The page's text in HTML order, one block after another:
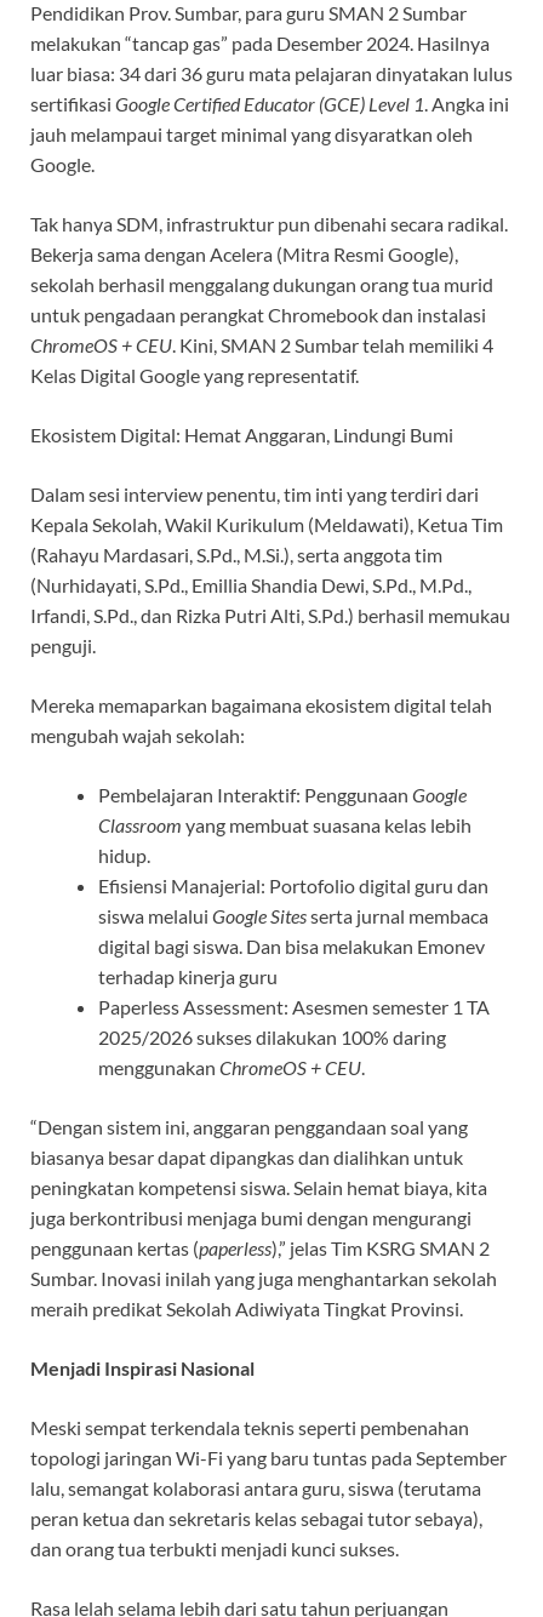
Pendidikan Prov. Sumbar, para guru SMAN 2 Sumbar
melakukan “tancap gas” pada Desember 2024. Hasilnya
luar biasa: 34 dari 36 guru mata pelajaran dinyatakan lulus
sertifikasi Google Certified Educator (GCE) Level 1. Angka ini
jauh melampaui target minimal yang disyaratkan oleh
Google.
Tak hanya SDM, infrastruktur pun dibenahi secara radikal.
Bekerja sama dengan Acelera (Mitra Resmi Google),
sekolah berhasil menggalang dukungan orang tua murid
untuk pengadaan perangkat Chromebook dan instalasi
ChromeOS + CEU. Kini, SMAN 2 Sumbar telah memiliki 4
Kelas Digital Google yang representatif.
Ekosistem Digital: Hemat Anggaran, Lindungi Bumi
Dalam sesi interview penentu, tim inti yang terdiri dari
Kepala Sekolah, Wakil Kurikulum (Meldawati), Ketua Tim
(Rahayu Mardasari, S.Pd., M.Si.), serta anggota tim
(Nurhidayati, S.Pd., Emillia Shandia Dewi, S.Pd., M.Pd.,
Irfandi, S.Pd., dan Rizka Putri Alti, S.Pd.) berhasil memukau
penguji.
Mereka memaparkan bagaimana ekosistem digital telah
mengubah wajah sekolah:
Pembelajaran Interaktif: Penggunaan Google
Classroom yang membuat suasana kelas lebih
hidup.
Efisiensi Manajerial: Portofolio digital guru dan
siswa melalui Google Sitesserta jurnal membaca
digital bagi siswa. Dan bisa melakukan Emonev
terhadap kinerja guru
Paperless Assessment: Asesmen semester 1 TA
2025/2026 sukses dilakukan 100% daring
menggunakan ChromeOS + CEU.
“Dengan sistem ini, anggaran penggandaan soal yang
biasanya besar dapat dipangkas dan dialihkan untuk
peningkatan kompetensi siswa. Selain hemat biaya, kita
juga berkontribusi menjaga bumi dengan mengurangi
penggunaan kertas (paperless),” jelas Tim KSRG SMAN 2
Sumbar. Inovasi inilah yang juga menghantarkan sekolah
meraih predikat Sekolah Adiwiyata Tingkat Provinsi.
Menjadi Inspirasi Nasional
Meski sempat terkendala teknis seperti pembenahan
topologi jaringan Wi-Fi yang baru tuntas pada September
lalu, semangat kolaborasi antara guru, siswa (terutama
peran ketua dan sekretaris kelas sebagai tutor sebaya),
dan orang tua terbukti menjadi kunci sukses.
Rasa lelah selama lebih dari satu tahun perjuangan